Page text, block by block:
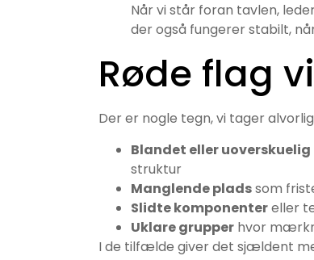
Når vi står foran tavlen,
der også fungerer stabilt,
Røde flag
Der er nogle tegn, vi tager
Blandet eller
struktur
Manglende pladssom
Slidte komponentereller
Uklare grupper hvor
I de tilfælde giver det sjældent